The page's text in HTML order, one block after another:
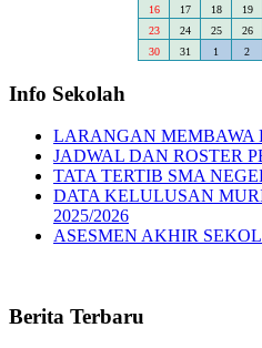
16
17 18 19
23
24 25 26
30
31 1 2
Info Sekolah
LARANGAN MEMBAWA
JADWAL DAN ROSTER
TATA TERTIB SMA
DATA KELULUSAN
2025/2026
ASESMEN AKHIR
Berita Terbaru